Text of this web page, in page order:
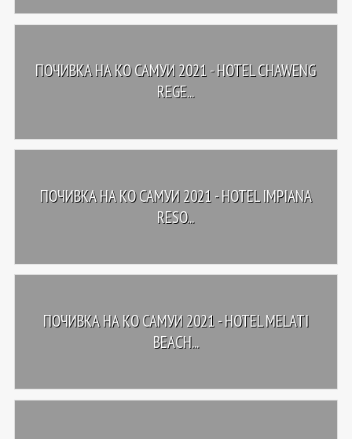
ПОЧИВКА НА КО САМУИ 2021 - HOTEL CHAWENG
REGE...
ПОЧИВКА НА КО САМУИ 2021 - HOTEL IMPIANA
RESO...
ПОЧИВКА НА КО САМУИ 2021 - HOTEL MELATI
BEACH...